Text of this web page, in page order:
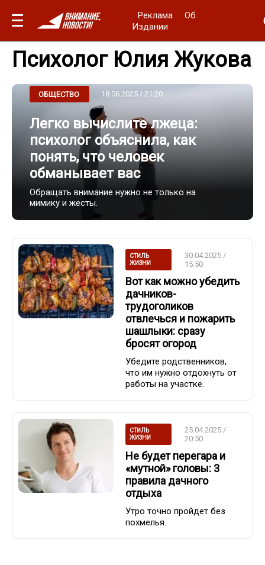
Реклама
Об
Издании
Психолог Юлия Жукова
ОБЩЕСТВО 18.06.2025 / 21:20
Легко вычислите лжеца:
психолог объяснила, как
понять, что человек
обманывает вас
Обращать внимание нужно не только на
мимику и жесты.
СТИЛЬ
ЖИЗНИ
30.04.2025 /
15:50
Вот как можно убедить
дачников-
трудоголиков
отвлечься и пожарить
шашлыки: сразу
бросят огород
Убедите родственников,
что им нужно отдохнуть от
работы на участке.
СТИЛЬ
ЖИЗНИ
25.04.2025 /
20:50
Не будет перегара и
«мутной» головы: 3
правила дачного
отдыха
Утро точно пройдет без
похмелья.